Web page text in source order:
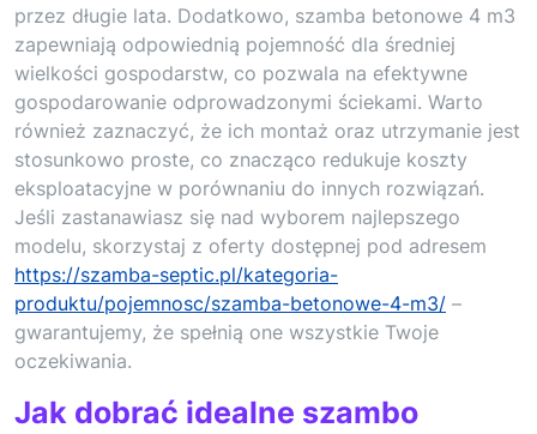
przez długie lata. Dodatkowo, szamba betonowe 4 m3
zapewniają odpowiednią pojemność dla średniej
wielkości gospodarstw, co pozwala na efektywne
gospodarowanie odprowadzonymi ściekami. Warto
również zaznaczyć, że ich montaż oraz utrzymanie jest
stosunkowo proste, co znacząco redukuje koszty
eksploatacyjne w porównaniu do innych rozwiązań.
Jeśli zastanawiasz się nad wyborem najlepszego
modelu, skorzystaj z oferty dostępnej pod adresem
https://szamba-septic.pl/kategoria-
produktu/pojemnosc/szamba-betonowe-4-m3/ –
gwarantujemy, że spełnią one wszystkie Twoje
oczekiwania.
Jak dobrać idealne szambo